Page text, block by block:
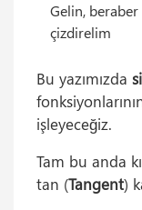
Gelin, beraber
çizdirelim
Bu yazımızda
işleyeceğiz.
Tam bu anda
tan (Tangent)